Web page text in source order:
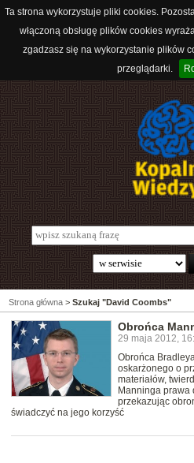
Ta strona wykorzystuje pliki cookies.
włączoną obsługę plików cookies
zgadzasz się na wykorzystanie plików
przeglądarki.
Strona główna > Szukaj "David Coombs"
Obrońca
29 maja 2012,
Obrońca
oskarżonego o
materiałów,
Manninga prawa
przekazując
świadczyć na jego korzyść